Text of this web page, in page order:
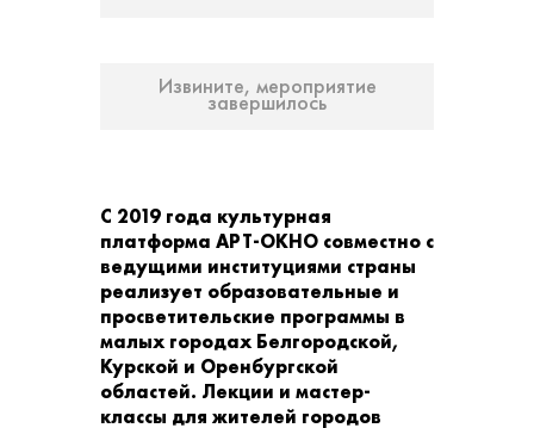
Извините, мероприятие
завершилось
С 2019 года культурная
платформа АРТ-ОКНО совместно с
ведущими институциями страны
реализует образовательные и
просветительские программы в
малых городах Белгородской,
Курской и Оренбургской
областей. Лекции и мастер-
классы для жителей городов